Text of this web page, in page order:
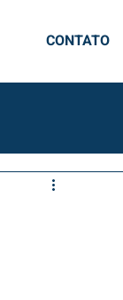
CONTATO